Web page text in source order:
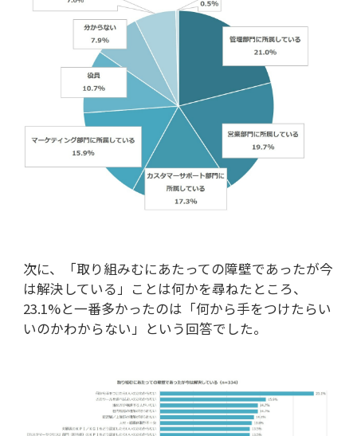
次に、「取り組みむにあたっての障壁であったが今
は解決している」ことは何かを尋ねたところ、
23.1%と一番多かったのは「何から手をつけたらい
いのかわからない」という回答でした。